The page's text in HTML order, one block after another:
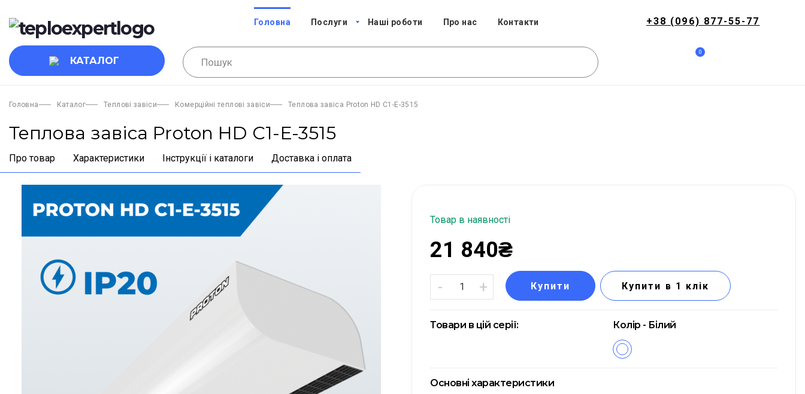
Головна Послуги Наші роботи Про нас Контакти +38 (096) 877-55-77
КАТАЛОГ
0
Головна Каталог Теплові завіси Комерційні теплові завіси Теплова завіса Proton HD C1-Е-3515
Теплова завіса Proton HD C1-Е-3515
Про товар Характеристики Інструкції і каталоги Доставка і оплата
Товар в наявності
21 840₴
- + Купити Купити в 1 клік
Товари в цій серії: Колір - Білий
Основні характеристики